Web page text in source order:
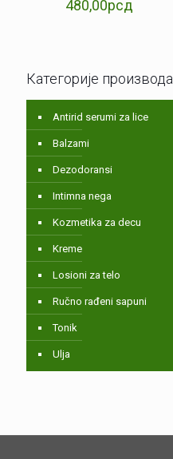
480,00рсд
Категорије производа
Antirid serumi za lice
Balzami
Dezodoransi
Intimna nega
Kozmetika za decu
Kreme
Losioni za telo
Ručno rađeni sapuni
Tonik
Ulja